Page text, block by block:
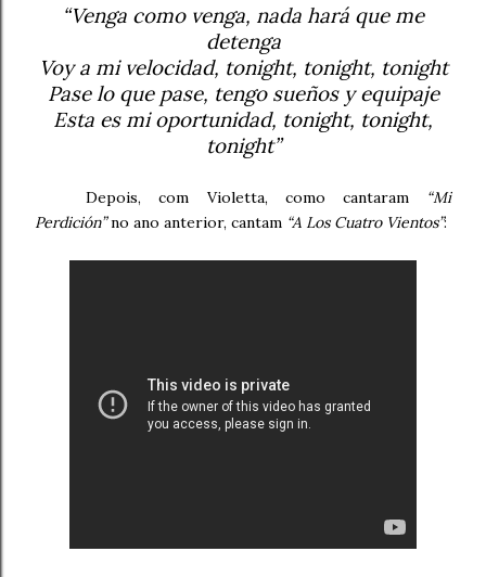
“Venga como venga, nada hará que me
detenga
Voy a mi velocidad, tonight, tonight, tonight
Pase lo que pase, tengo sueños y equipaje
Esta es mi oportunidad, tonight, tonight,
tonight”
Depois, com Violetta, como cantaram
“Mi
Perdición”no ano anterior, cantam “A Los Cuatro Vientos”: